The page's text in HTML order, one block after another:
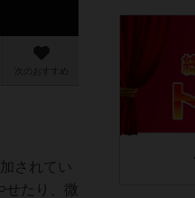
次のおすすめ
されてい
せたり、微